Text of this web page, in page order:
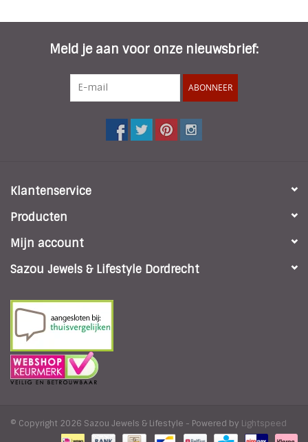
Meld je aan voor onze nieuwsbrief:
ABONNEER
Klantenservice
Producten
Mijn account
Sazou Jewels & Lifestyle Dordrecht
© Copyright 2026 Sazou Jewels & Lifestyle - Powered by Lightspeed